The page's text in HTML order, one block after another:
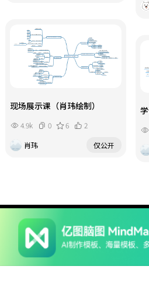
现场展示课（肖玮绘制）
4.9k 0 6
2
肖玮
仅公开